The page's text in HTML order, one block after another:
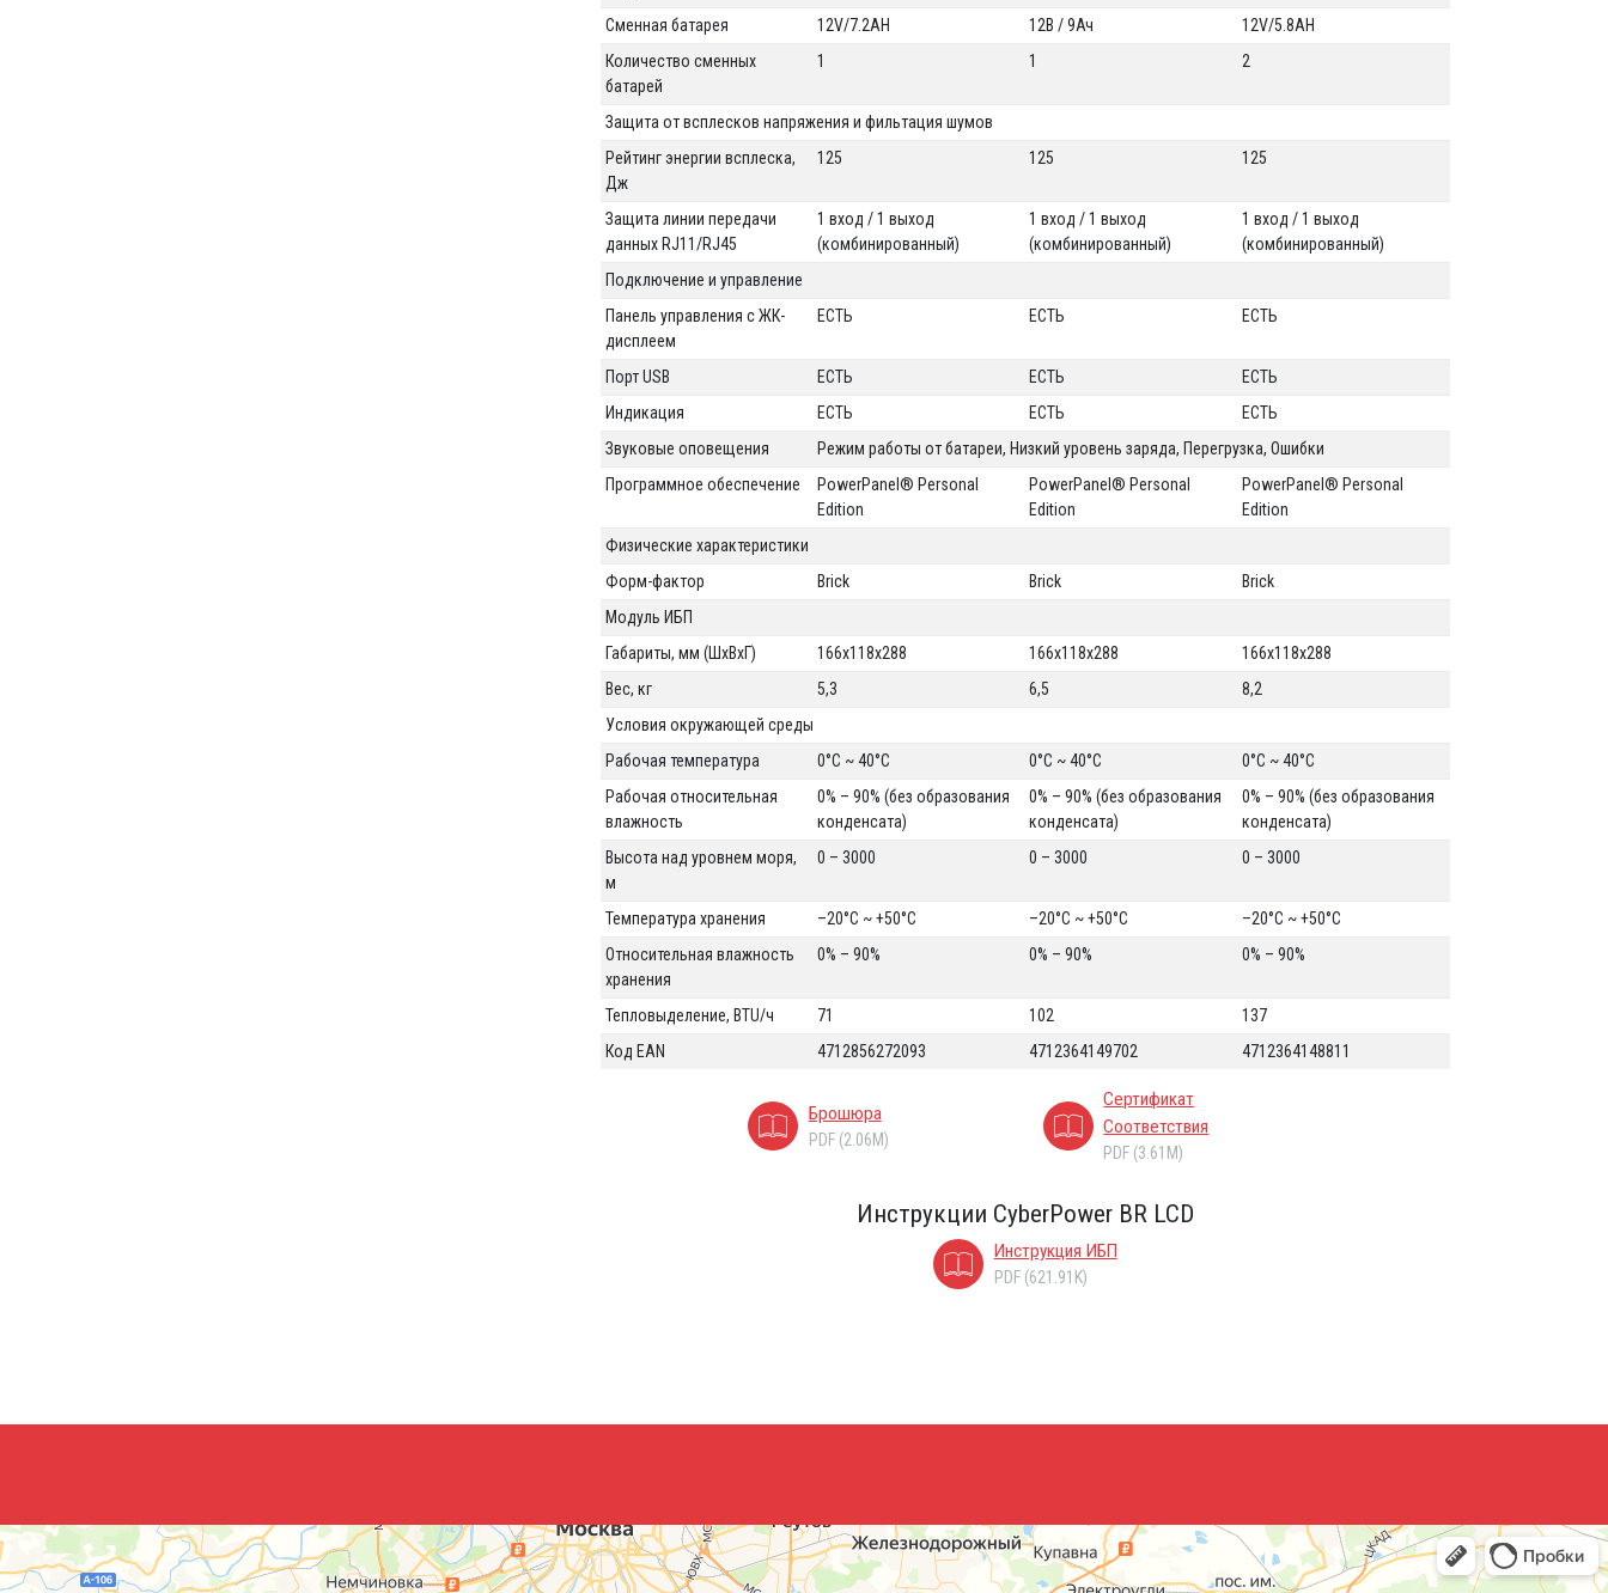
Сменная батарея 12V/7.2AH 12В / 9Ач
12V/5.8AH
Количество сменных
батарей
1 1 2
Защита от всплесков напряжения и фильтация шумов
Рейтинг энергии всплеска,
Дж
125 125 125
Защита линии передачи
данных RJ11/RJ45
1 вход / 1 выход
(комбинированный)
1 вход / 1 выход
(комбинированный)
1 вход / 1 выход
(комбинированный)
Подключение и управление
Панель управления с ЖК-
дисплеем
ЕСТЬ ЕСТЬ ЕСТЬ
Порт USB ЕСТЬ ЕСТЬ
ЕСТЬ
Индикация
ЕСТЬ ЕСТЬ
ЕСТЬ
Звуковые оповещения
Режим работы от батареи, Низкий уровень заряда, Перегрузка, Ошибки
Программное обеспечение
PowerPanel® Personal
Edition
PowerPanel® Personal
Edition
PowerPanel® Personal
Edition
Физические характеристики
Форм-фактор
Brick Brick
Brick
Модуль ИБП
Габариты, мм (ШxВxГ)
166x118x288 166x118x288
166x118x288
Вес, кг
5,3 6,5
8,2
Условия окружающей среды
Рабочая температура
0°C ~ 40°C 0°C ~ 40°C
0°C ~ 40°C
Рабочая относительная
влажность
0% – 90% (без образования
конденсата)
0% – 90% (без образования
конденсата)
0% – 90% (без образования
конденсата)
Высота над уровнем моря,
м
0 – 3000 0 – 3000 0 – 3000
Температура хранения –20°C ~ +50°C –20°C ~ +50°C
–20°C ~ +50°C
Относительная влажность
хранения
0% – 90% 0% – 90% 0% – 90%
Тепловыделение, BTU/ч 71 102
137
Код EAN
4712856272093 4712364149702 4712364148811
Брошюра
PDF (2.06M)
Сертификат
Соответствия
PDF (3.61M)
Инструкции CyberPower BR LCD
Инструкция ИБП
PDF (621.91K)